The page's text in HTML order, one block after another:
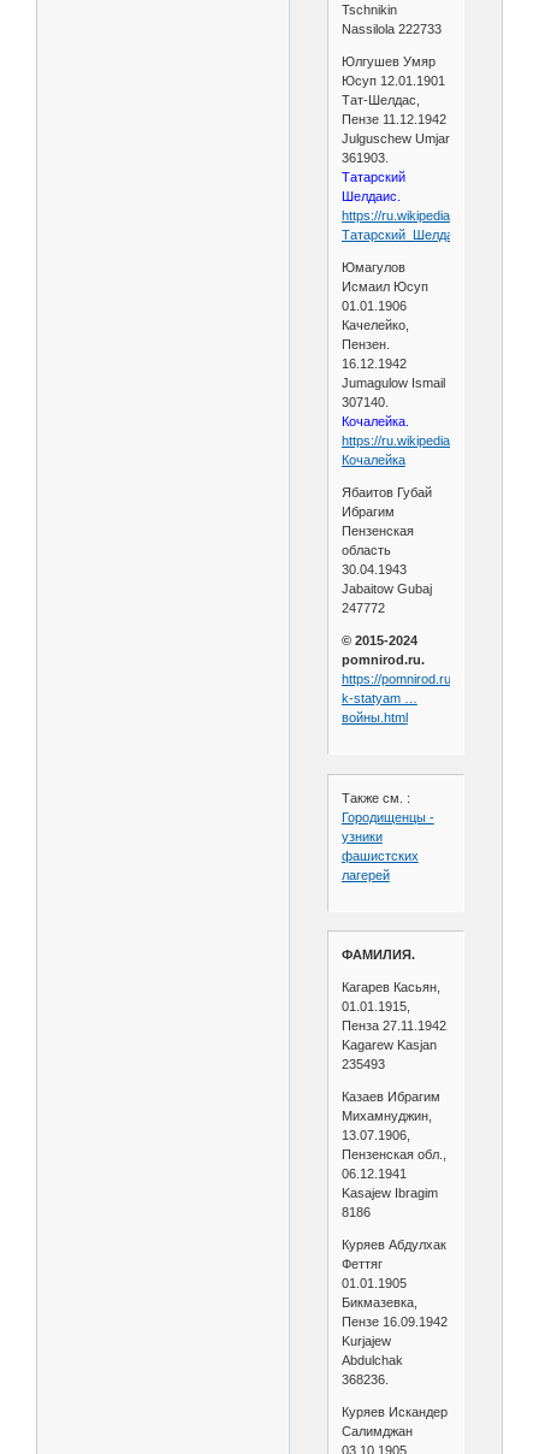
Tschnikin
Nassilola 222733
Юлгушев Умяр
Юсуп 12.01.1901
Тат-Шелдас,
Пензе 11.12.1942
Julguschew Umjar
361903.
Татарский
Шелдаис.
https://ru.wikipedia.org/wiki/
Татарский_Шелдаис
Юмагулов
Исмаил Юсуп
01.01.1906
Качелейко,
Пензен.
16.12.1942
Jumagulow Ismail
307140.
Кочалейка.
https://ru.wikipedia.org/wiki/
Кочалейка
Ябаитов Губай
Ибрагим
Пензенская
область
30.04.1943
Jabaitow Gubaj
247772
© 2015-2024
pomnirod.ru.
https://pomnirod.ru/materialy-
k-statyam …
войны.html
Также см. :
Городищенцы -
узники
фашистских
лагерей
ФАМИЛИЯ.
Кагарев Касьян,
01.01.1915,
Пенза 27.11.1942
Kagarew Kasjan
235493
Казаев Ибрагим
Михамнуджин,
13.07.1906,
Пензенская обл.,
06.12.1941
Kasajew Ibragim
8186
Куряев Абдулхак
Феттяг
01.01.1905
Бикмазевка,
Пензе 16.09.1942
Kurjajew
Abdulchak
368236.
Куряев Искандер
Салимджан
03.10.1905